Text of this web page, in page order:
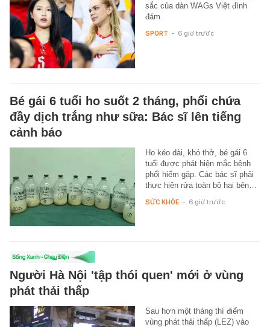
sắc của dàn WAGs Việt đình
đám.
SPORT - 6 giờ trước
Bé gái 6 tuổi ho suốt 2 tháng, phổi chứa
đầy dịch trắng như sữa: Bác sĩ lên tiếng
cảnh báo
Ho kéo dài, khó thở, bé gái 6
tuổi được phát hiện mắc bệnh
phổi hiếm gặp. Các bác sĩ phải
thực hiện rửa toàn bộ hai bên…
SỨC KHỎE - 6 giờ trước
Người Hà Nội 'tập thói quen' mới ở vùng
phát thải thấp
Sau hơn một tháng thí điểm
vùng phát thải thấp (LEZ) vào